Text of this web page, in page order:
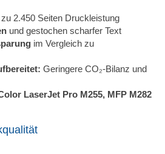
2.450 Seiten Druckleistung
und gestochen scharfer Text
im Vergleich zu
Geringere CO₂-Bilanz und
LaserJet Pro M255, MFP M282